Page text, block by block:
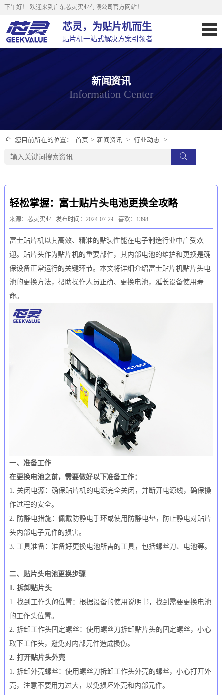
下午好！ 欢迎来到广东芯灵实业有限公司官方网站！
芯灵，为贴片机而生
贴片机一站式解决方案引领者
新闻资讯
Information Center
您目前所在的位置： 首页 > 新闻资讯 > 行业动态 >
轻松掌握：富士贴片头电池更换全攻略
来源：芯灵实业 发布时间：2024-07-29 喜欢：1398
富士贴片机以其高效、精准的贴装性能在电子制造行业中广受欢
迎。贴片头作为贴片机的重要部件，其内部电池的维护和更换是确
保设备正常运行的关键环节。本文将详细介绍富士贴片机贴片头电
池的更换方法，帮助操作人员正确、更换电池，延长设备使用寿
命。
一、准备工作
在更换电池之前，需要做好以下准备工作：
1. 关闭电源：确保贴片机的电源完全关闭，并断开电源线，确保操
作过程的安全。
2. 防静电措施：佩戴防静电手环或使用防静电垫，防止静电对贴片
头内部电子元件的损害。
3. 工具准备：准备好更换电池所需的工具，包括螺丝刀、电池等。
二、贴片头电池更换步骤
1. 拆卸贴片头
1. 找到工作头的位置：根据设备的使用说明书，找到需要更换电池
的工作头位置。
2. 拆卸工作头固定螺丝：使用螺丝刀拆卸贴片头的固定螺丝，小心
取下工作头，避免对内部元件造成损伤。
2. 打开贴片头外壳
1. 拆卸外壳螺丝：使用螺丝刀拆卸工作头外壳的螺丝，小心打开外
壳，注意不要用力过大，以免损坏外壳和内部元件。